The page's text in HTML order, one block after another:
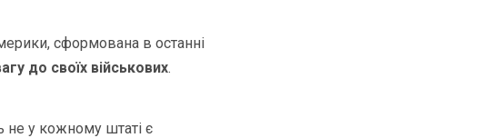
сформована в останні
до своїх військових.
не у кожному штаті є